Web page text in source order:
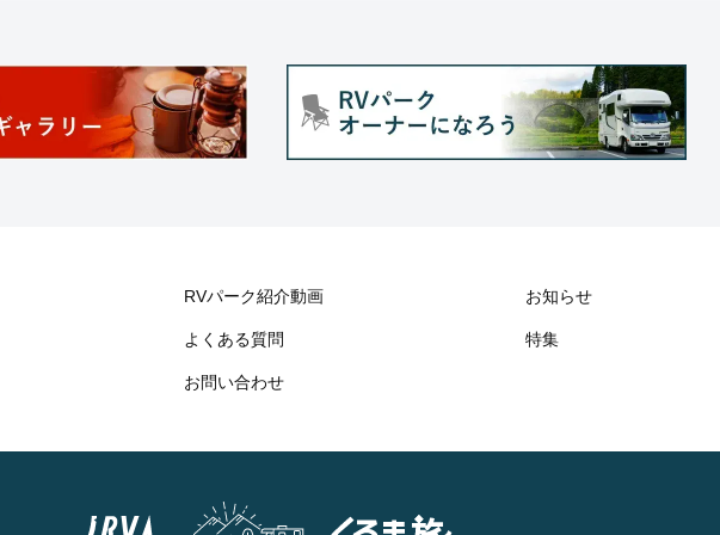
RVパーク紹介動画 お知らせ
よくある質問 特集
お問い合わせ